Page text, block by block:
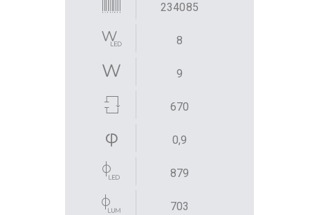
234085
8
9
670
0,9
879
703